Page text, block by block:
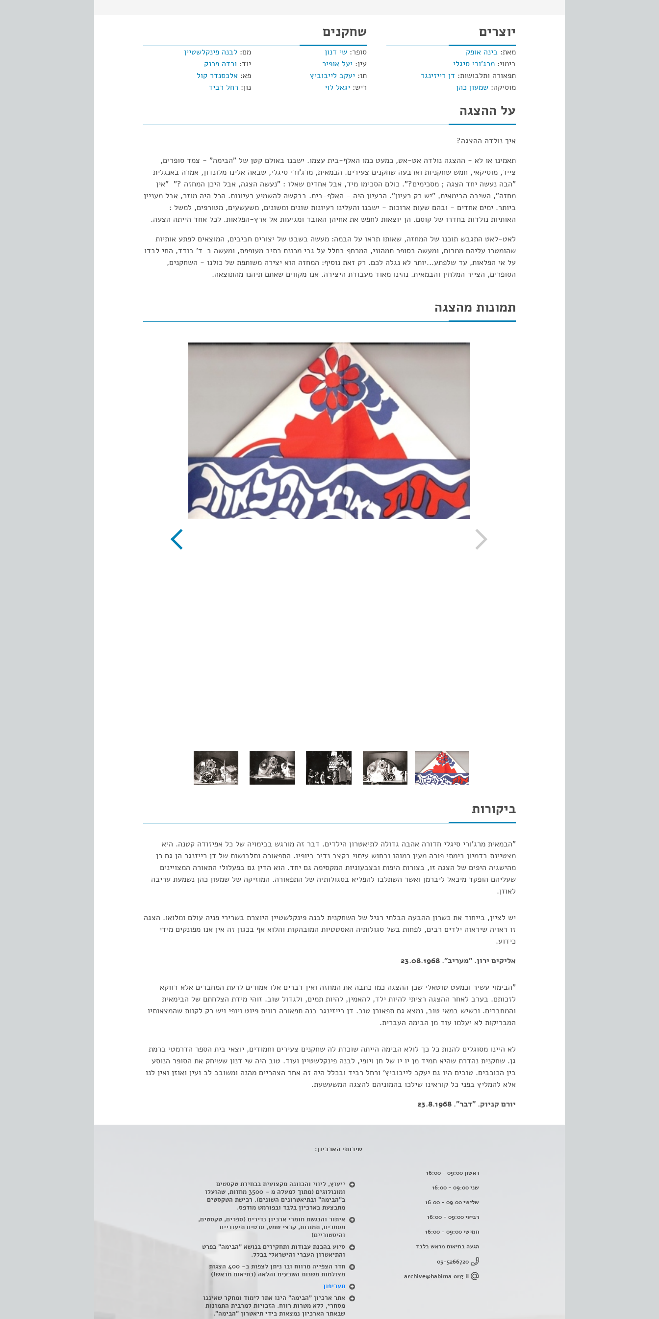
יוצרים
מאת: בינה אופק
בימוי: מרג'ורי סיגלי
תפאורה ותלבושות: דן רייזינגר
מוסיקה: שמעון כהן
שחקנים
סופר: שי דנון
עין: יעל אופיר
תו: יעקב לייבוביץ
ריש: יגאל לוי
מם: לבנה פינקלשטיין
יוד: ורדה פרנק
פא: אלכסנדר קול
נון: רחל רביד
על ההצגה
איך נולדה ההצגה?
תאמינו או לא - ההצגה נולדה אט-אט, כמעט כמו האלף-בית עצמו. ישבנו באולם קטן של "הבימה" - צמד סופרים,
צייר, מוסיקאי, חמש שחקניות וארבעה שחקנים צעירים. הבמאית, מרג'ורי סיגלי, שבאה אלינו מלונדון, אמרה באנגלית
"הבה נעשה יחד הצגה ; מסכימים?". כולם הסכימו מיד, אבל אחדים שאלו : "נעשה הצגה, אבל היכן המחזה ?" "אין
מחזה", השיבה הבימאית, "יש רק רעיון". הרעיון היה - האלף-בית. בבקשה להשמיע רעיונות. הכל היה מוזר, אבל מעניין
ביותר. ימים אחדים - ובהם שעות ארוכות - ישבנו והעלינו רעיונות שונים ומשונים, משעשעים, מטורפים, למשל :
האותיות נולדות בחדרו של קוסם. הן יוצאות לחפש את אחיהן האובד ומגיעות אל ארץ-הפלאות. לכל אחד הייתה הצעה.
לאט-לאט התגבש תוכנו של המחזה, שאותו תראו על הבמה: מעשה בשבט של יצורים חביבים, המוצאים לפתע אותיות
שהומטרו עליהם ממרום, ומעשה בסופר תמהוני, המרחף בחלל על גבי מכונת כתיב מעופפת, ומעשה ב-ד' בודד, החי לבדו
על אי הפלאות, עד שלפתע...יותר לא נגלה לכם. רק זאת נוסיף: המחזה הוא יצירה משותפת של כולנו - השחקנים,
הסופרים, הצייר המלחין והבמאית. נהינו מאוד מעבודת היצירה. אנו מקווים שאתם תיהנו מהתוצאה.
תמונות מהצגה
ביקורות
"הבמאית מרג'ורי סיגלי חדורה אהבה גדולה לתיאטרון הילדים. דבר זה מורגש בבימויה של כל אפיזודה קטנה. היא
מצטיינת בדמיון בימתי פורה מעין כמוהו ובחוש עיתוי בקצב נדיר ביופיו. התפאורה ותלבושות של דן רייזנגר הן גם כן
מהישגיה היפים של הצגה זו, בצורות היפות ובצבעוניות המקסימה גם יחד. הוא הדין גם בפעלולי התאורה המצויינים
שעליהם הופקד מיכאל ליברמן ואשר השתלבו להפליא בסגולותיה של התפאורה. המוזיקה של שמעון כהן נשמעת עריבה
לאוזן.
יש לציין, בייחוד את כשרון ההבעה הבלתי רגיל של השחקנית לבנה פינקלשטיין היוצרת בשרירי פניה עולם ומלואו. הצגה
זו ראויה שיראוה ילדים רבים, לפחות בשל סגולותיה האסטטיות המובהקות והלוא אף בכגון זה אין אנו מפונקים מידי
כידוע.
אליקים ירון. "מעריב". 23.08.1968
"הבימוי עשיר וכמעט טוטאלי שכן ההצגה כמו כתבה את המחזה ואין דברים אלו אמורים לרעת המחברים אלא דווקא
לזכותם. בערב לאחר ההצגה רציתי להיות ילד, להאמין, להיות תמים, ולגדול שוב. זוהי מידת הצלחתם של הבימאית
והמחברים. וכשיש במאי טוב, נמצא גם תפאורן טוב. דן רייזינגר בנה תפאורה רווית פיוט ויופי ויש רק לקוות שהמצאותיו
המבריקות לא יעלמו עוד מן הבימה העברית.
לא היינו מסוגלים להנות כל כך לולא הבימה הייתה שוכרת לה שחקנים צעירים וחמודים, יוצאי בית הספר הדרמטי ברמת
גן. שחקנית נהדרת שהיא תמיד מן יו יו של חן ויופי, לבנה פינקלשטיין ועוד. טוב היה שי דנון ששיחק את הסופר הנוסע
בין הכוכבים. טובים היו גם יעקב לייבוביץ' ורחל רביד ובכלל היה זה אחר הצהריים מהנה ומשובב לב ועין ואוזן ואין לנו
אלא להמליץ בפני כל קוראינו שילכו בהמוניהם להצגה המשעשעת.
יורם קניוק. "דבר". 23.8.1968
ראשון 09:00 - 16:00
שני 09:00 - 16:00
שלישי 09:00 - 16:00
רביעי 09:00 - 16:00
חמישי 09:00 - 16:00
הגעה בתיאום מראש בלבד
03-5266720
archive@habima.org.il
שירותי הארכיון:
ייעוץ, ליווי והכוונה מקצועית בבחירת טקסטים
ומונולוגים (מתוך למעלה מ – 3500 מחזות, שהועלו
ב"הבימה" ובתיאטרונים השונים). רכישת הטקסטים
מתבצעת בארכיון בלבד ובפורמט מודפס.
איתור והנגשת חומרי ארכיון נדירים (ספרים, טקסטים,
מסמכים, תמונות, קבצי שמע, סרטים תיעודיים
והיסטוריים)
סיוע בהכנת עבודות ותחקירים בנושא "הבימה" בפרט
והתיאטרון העברי והישראלי בכלל.
חדר הצפייה מרווח ובו ניתן לצפות ב- 400 הצגות
מצולמות משנות השבעים והלאה (בתיאום מראש!)
תעריפון
אתר ארכיון "הבימה" הינו אתר לימוד ומחקר שאיננו
מסחרי, ללא מטרות רווח. הזכויות למרבית התמונות
שבאתר הארכיון נמצאות בידי תיאטרון "הבימה".